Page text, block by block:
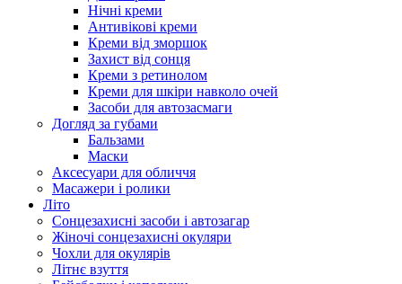
Нічні креми
Антивікові креми
Креми від зморшок
Захист від сонця
Креми з ретинолом
Креми для шкіри навколо очей
Засоби для автозасмаги
Догляд за губами
Бальзами
Маски
Аксесуари для обличчя
Масажери і ролики
Літо
Сонцезахисні засоби і автозагар
Жіночі сонцезахисні окуляри
Чохли для окулярів
Літнє взуття